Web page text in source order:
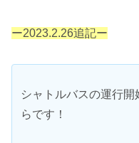
ー2023.2.26追記ー
シャトルバスの運行開
らです！